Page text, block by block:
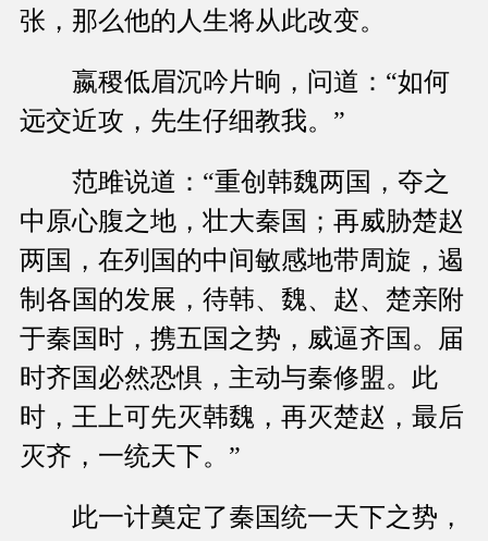
张，那么他的人生将从此改变。
嬴稷低眉沉吟片晌，问道：“如何
远交近攻，先生仔细教我。”
范雎说道：“重创韩魏两国，夺之
中原心腹之地，壮大秦国；再威胁楚赵
两国，在列国的中间敏感地带周旋，遏
制各国的发展，待韩、魏、赵、楚亲附
于秦国时，携五国之势，威逼齐国。届
时齐国必然恐惧，主动与秦修盟。此
时，王上可先灭韩魏，再灭楚赵，最后
灭齐，一统天下。”
此一计奠定了秦国统一天下之势，